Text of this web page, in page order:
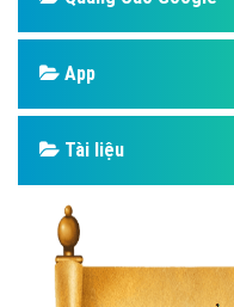
App
Tài liệu